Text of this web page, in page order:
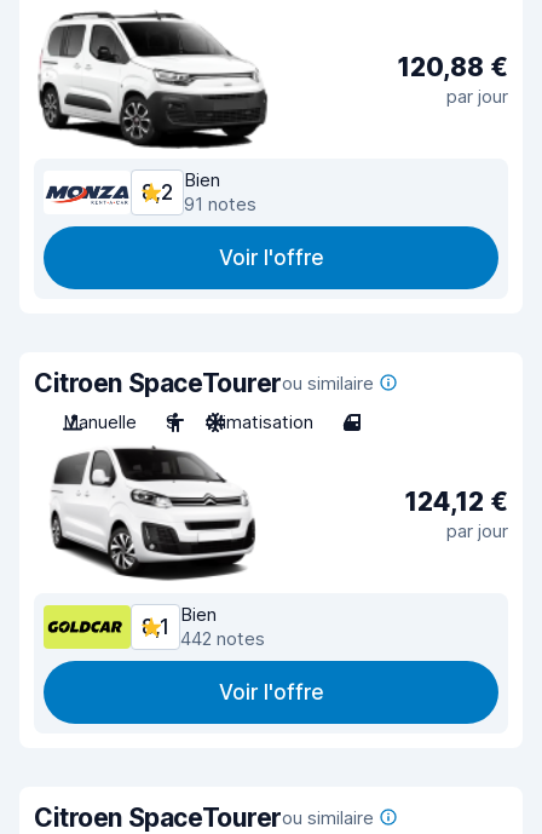
120,88 €
par jour
8,2
Bien
91 notes
Voir l'offre
Citroen SpaceTourerou similaire
Manuelle
9 Climatisation 4
124,12 €
par jour
8,1
Bien
442 notes
Voir l'offre
Citroen SpaceTourerou similaire